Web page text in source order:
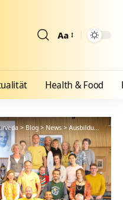
Aa
Health & Food
>Blog>News>Ausbildungen >